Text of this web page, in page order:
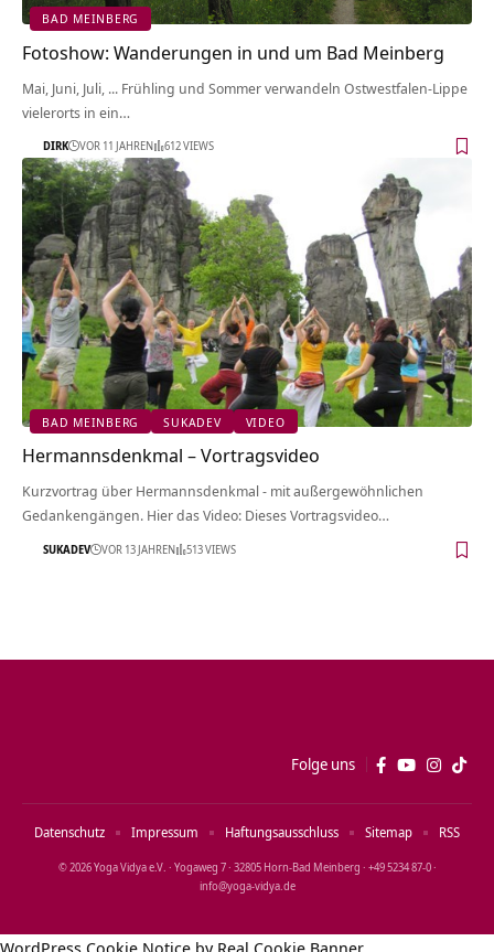
BAD MEINBERG
Fotoshow: Wanderungen in und um Bad Meinberg
Mai, Juni, Juli, ... Frühling und Sommer verwandeln Ostwestfalen-Lippe
vielerorts in ein…
DIRK VOR 11 JAHREN 612 VIEWS
BAD MEINBERG SUKADEV VIDEO
Hermannsdenkmal – Vortragsvideo
Kurzvortrag über Hermannsdenkmal - mit außergewöhnlichen
Gedankengängen. Hier das Video: Dieses Vortragsvideo…
SUKADEV VOR 13 JAHREN 513 VIEWS
Folge uns
© 2026 Yoga Vidya e.V. · Yogaweg 7 · 32805 Horn‑Bad Meinberg · +49 5234 87‑0 ·
info@yoga‑vidya.de
Datenschutz Impressum Haftungsausschluss Sitemap RSS